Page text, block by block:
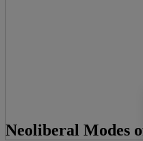
Neoliberal Modes